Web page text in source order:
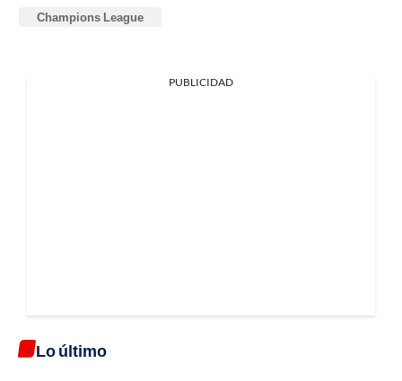
Champions League
PUBLICIDAD
Lo último